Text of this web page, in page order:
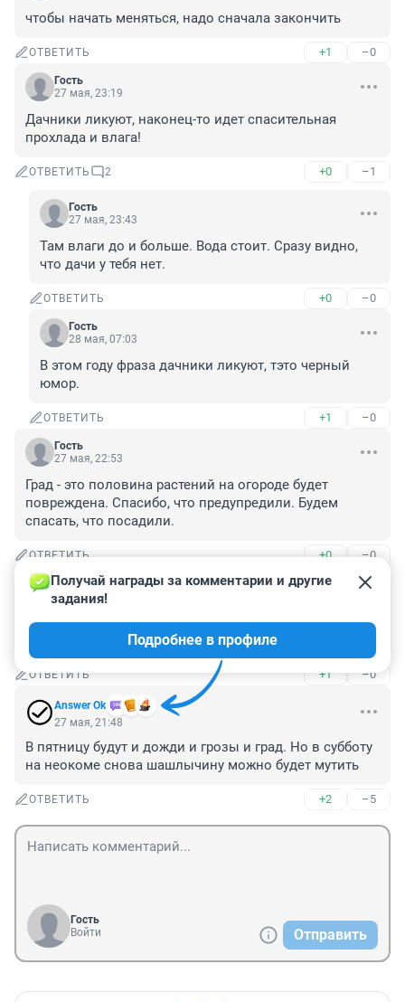
чтобы начать меняться, надо сначала закончить
ОТВЕТИТЬ +1 –0
Гость
27 мая, 23:19
Дачники ликуют, наконец-то идет спасительная
прохлада и влага!
ОТВЕТИТЬ 2 +0 –1
Гость
27 мая, 23:43
Там влаги до и больше. Вода стоит. Сразу видно,
что дачи у тебя нет.
ОТВЕТИТЬ +0 –0
Гость
28 мая, 07:03
В этом году фраза дачники ликуют, тэто черный
юмор.
ОТВЕТИТЬ +1 –0
Гость
27 мая, 22:53
Град - это половина растений на огороде будет
повреждена. Спасибо, что предупредили. Будем
спасать, что посадили.
ОТВЕТИТЬ +0 –0
Гость
27 мая, 21:50
чукча что ли заболел из чума не выходит , вот они с
погодой и блудить стали
ОТВЕТИТЬ +1 –0
Answer Ok
Получай награды за комментарии и другие
задания!
Подробнее в профиле
27 мая, 21:48
В пятницу будут и дожди и грозы и град. Но в субботу
на неокоме снова шашлычину можно будет мутить
ОТВЕТИТЬ +2 –5
Гость
Войти
Отправить